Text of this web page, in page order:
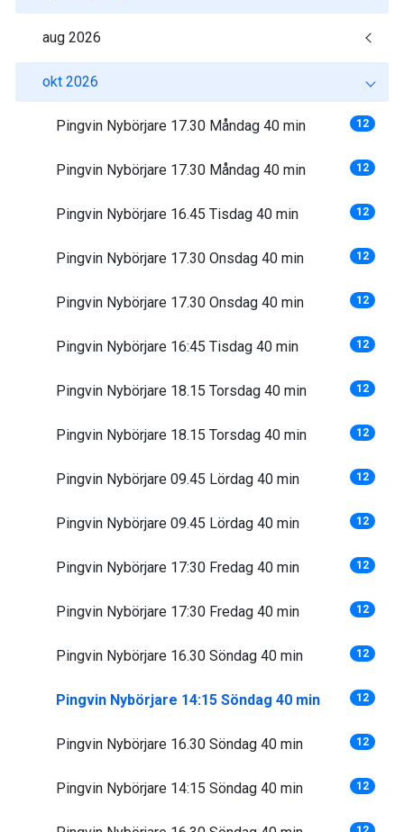
aug 2026
okt 2026
Pingvin Nybörjare 17.30 Måndag 40 min 12
Pingvin Nybörjare 17.30 Måndag 40 min 12
Pingvin Nybörjare 16.45 Tisdag 40 min 12
Pingvin Nybörjare 17.30 Onsdag 40 min 12
Pingvin Nybörjare 17.30 Onsdag 40 min 12
Pingvin Nybörjare 16:45 Tisdag 40 min 12
Pingvin Nybörjare 18.15 Torsdag 40 min 12
Pingvin Nybörjare 18.15 Torsdag 40 min 12
Pingvin Nybörjare 09.45 Lördag 40 min 12
Pingvin Nybörjare 09.45 Lördag 40 min 12
Pingvin Nybörjare 17:30 Fredag 40 min 12
Pingvin Nybörjare 17:30 Fredag 40 min 12
Pingvin Nybörjare 16.30 Söndag 40 min 12
Pingvin Nybörjare 14:15 Söndag 40 min 12
Pingvin Nybörjare 16.30 Söndag 40 min 12
Pingvin Nybörjare 14:15 Söndag 40 min 12